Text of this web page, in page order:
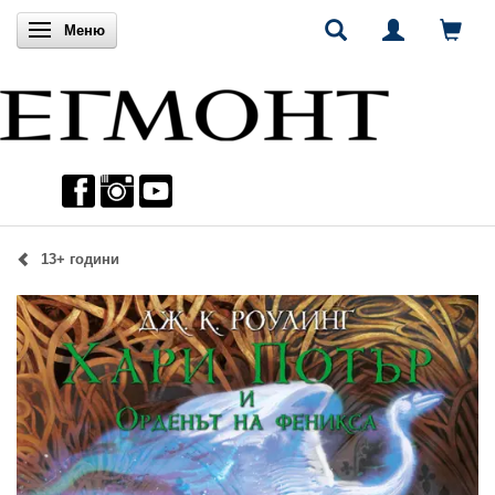
Включи навигацията
Меню
13+ години